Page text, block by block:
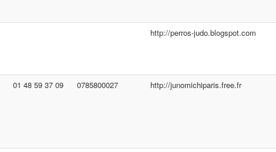
http://perros-judo.blogspot.com
01 48 59 37 09 0785800027 http://junomichiparis.free.fr